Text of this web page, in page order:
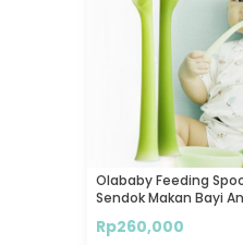
Olababy Feeding
Sendok Makan Bayi
Rp260,000